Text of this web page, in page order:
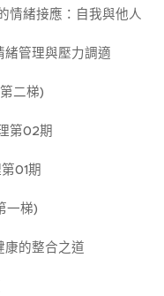
情緒接應：自我與他人
緒管理與壓力調適
二梯)
第02期
01期
一梯)
康的整合之道